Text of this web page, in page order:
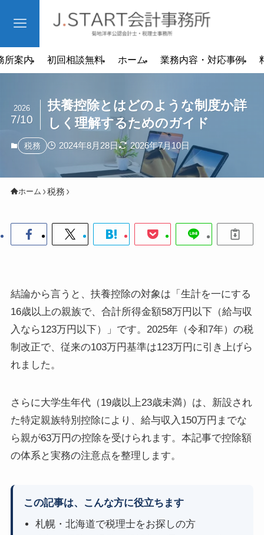
所案内 初回相談無料 ホーム 業務内容・対応事例
扶養控除とはどのような制度か詳
しく理解するためのガイド
2026
7/10
税務 2024年8月28日 2026年7月10日
ホーム 税務
結論から言うと、扶養控除の対象は「生計を一にする
16歳以上の親族で、合計所得金額58万円以下（給与収
入なら123万円以下）」です。2025年（令和7年）の税
制改正で、従来の103万円基準は123万円に引き上げら
れました。
さらに大学生年代（19歳以上23歳未満）は、新設され
た特定親族特別控除により、給与収入150万円までな
ら親が63万円の控除を受けられます。本記事で控除額
の体系と実務の注意点を整理します。
この記事は、こんな方に役立ちます
札幌・北海道で税理士をお探しの方